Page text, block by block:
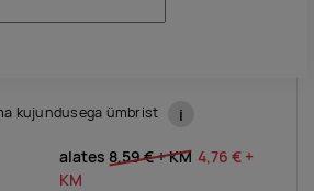
kujundusega ümbrist i
alates 8,59 €+ KM 4,76 € +
KM